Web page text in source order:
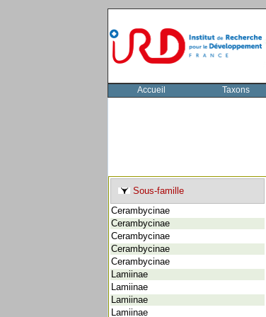
Accueil Taxons
Sous-famille
Cerambycinae
Cerambycinae
Cerambycinae
Cerambycinae
Cerambycinae
Lamiinae
Lamiinae
Lamiinae
Lamiinae